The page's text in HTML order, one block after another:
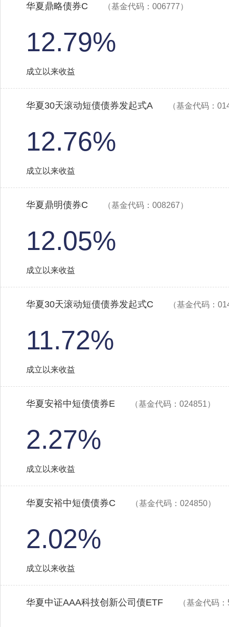
华夏鼎略债券C （基金代码：006777）
12.79%
成立以来收益
华夏30天滚动短债债券发起式A （基金代码：
12.76%
成立以来收益
华夏鼎明债券C （基金代码：008267）
12.05%
成立以来收益
华夏30天滚动短债债券发起式C （基金代码：
11.72%
成立以来收益
华夏安裕中短债债券E （基金代码：024851）
2.27%
成立以来收益
华夏安裕中短债债券C （基金代码：024850）
2.02%
成立以来收益
华夏中证AAA科技创新公司债ETF （基金代码